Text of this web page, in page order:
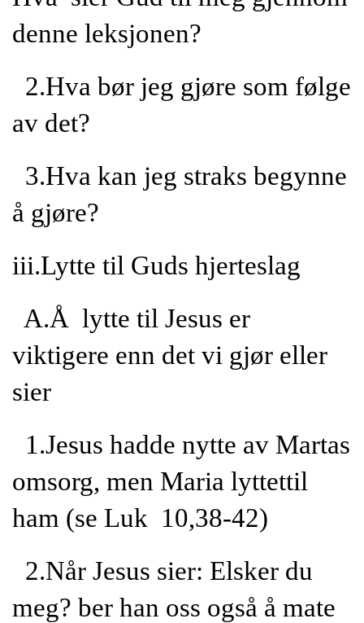
denne leksjonen?
2.Hva bør jeg gjøre som følge
av det?
3.Hva kan jeg straks begynne
å gjøre?
iii.Lytte til Guds hjerteslag
A.Å lytte til Jesus er
viktigere enn det vi gjør eller
sier
1.Jesus hadde nytte av Martas
omsorg, men Maria lyttettil
ham (se Luk 10,38-42)
2.Når Jesus sier: Elsker du
meg? ber han oss også å mate